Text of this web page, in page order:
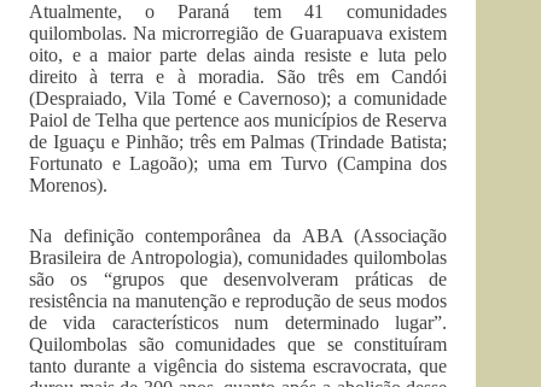
Atualmente, o Paraná tem 41 comunidades
quilombolas. Na microrregião de Guarapuava existem
oito, e a maior parte delas ainda resiste e luta pelo
direito à terra e à moradia. São três em Candói
(Despraiado, Vila Tomé e Cavernoso); a comunidade
Paiol de Telha que pertence aos municípios de Reserva
de Iguaçu e Pinhão; três em Palmas (Trindade Batista;
Fortunato e Lagoão); uma em Turvo (Campina dos
Morenos).
Na definição contemporânea da ABA (Associação
Brasileira de Antropologia), comunidades quilombolas
são os “grupos que desenvolveram práticas de
resistência na manutenção e reprodução de seus modos
de vida característicos num determinado lugar”.
Quilombolas são comunidades que se constituíram
tanto durante a vigência do sistema escravocrata, que